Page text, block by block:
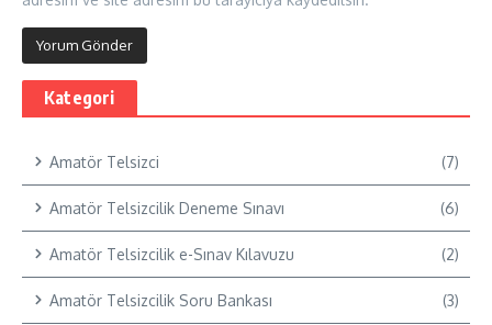
Kategori
Amatör Telsizci (7)
Amatör Telsizcilik Deneme Sınavı (6)
Amatör Telsizcilik e-Sınav Kılavuzu (2)
Amatör Telsizcilik Soru Bankası (3)